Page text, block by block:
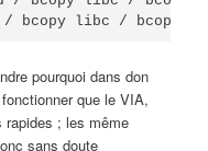
bcopy libc / bcopy
pourquoi dans don
que le VIA,
rapides ; les même
sans doute